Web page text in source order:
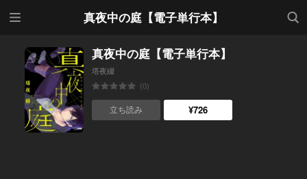
真夜中の庭【電子単行本】
検索
真夜中の庭【電子単行本】
塔夜綴
(0)
立ち読み ¥726